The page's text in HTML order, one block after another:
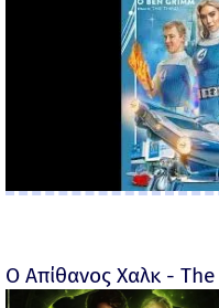
Ο Απίθανος Χαλκ -